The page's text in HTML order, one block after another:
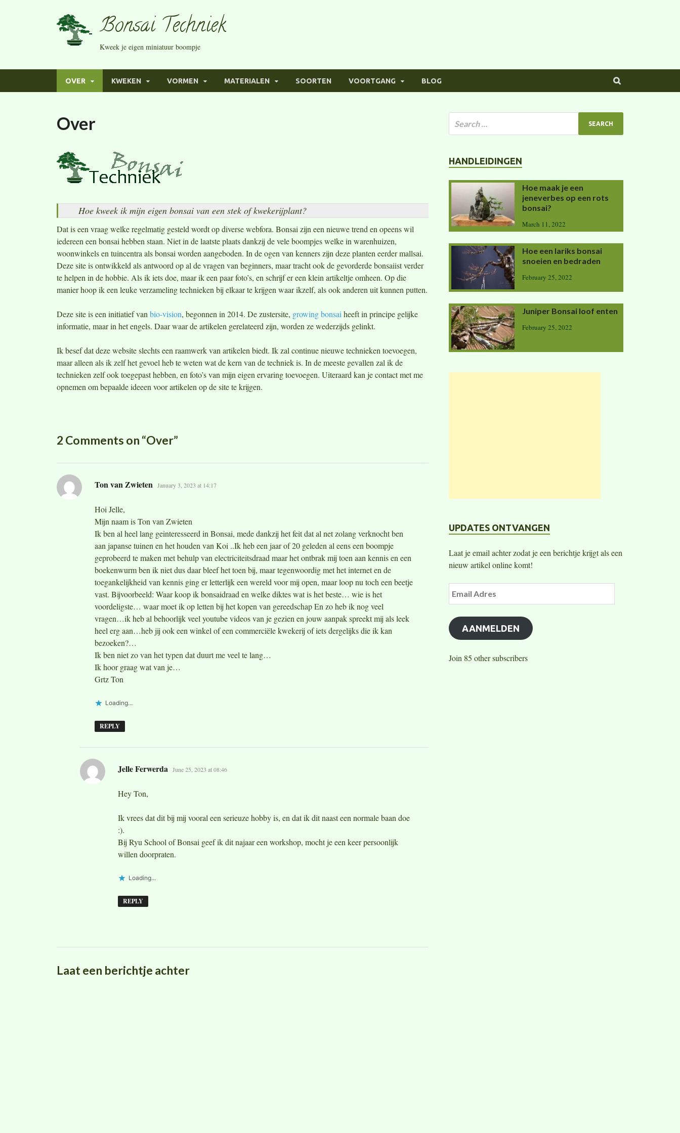
Bonsai Techniek
Kweek je eigen miniatuur boompje
OVER KWEKEN VORMEN MATERIALEN SOORTEN VOORTGANG BLOG
Over
Hoe kweek ik mijn eigen bonsai van een stek of kwekerijplant?
Dat is een vraag welke regelmatig gesteld wordt op diverse webfora. Bonsai zijn een nieuwe trend en opeens wil
iedereen een bonsai hebben staan. Niet in de laatste plaats dankzij de vele boompjes welke in warenhuizen,
woonwinkels en tuincentra als bonsai worden aangeboden. In de ogen van kenners zijn deze planten eerder mallsai.
Deze site is ontwikkeld als antwoord op al de vragen van beginners, maar tracht ook de gevorderde bonsaiist verder
te helpen in de hobbie. Als ik iets doe, maar ik een paar foto’s, en schrijf er een klein artikeltje omheen. Op die
manier hoop ik een leuke verzameling technieken bij elkaar te krijgen waar ikzelf, als ook anderen uit kunnen putten.
Deze site is een initiatief van bio-vision, begonnen in 2014. De zustersite, growing bonsai heeft in principe gelijke
informatie, maar in het engels. Daar waar de artikelen gerelateerd zijn, worden ze wederzijds gelinkt.
Ik besef dat deze website slechts een raamwerk van artikelen biedt. Ik zal continue nieuwe technieken toevoegen,
maar alleen als ik zelf het gevoel heb te weten wat de kern van de techniek is. In de meeste gevallen zal ik de
technieken zelf ook toegepast hebben, en foto’s van mijn eigen ervaring toevoegen. Uiteraard kan je contact met me
opnemen om bepaalde ideeen voor artikelen op de site te krijgen.
2 Comments on “Over”
Ton van Zwieten says:
January 3, 2023 at 14:17
Hoi Jelle,
Mijn naam is Ton van Zwieten
Ik ben al heel lang geinteresseerd in Bonsai, mede dankzij het feit dat al net zolang verknocht ben
aan japanse tuinen en het houden van Koi ..Ik heb een jaar of 20 geleden al eens een boompje
geprobeerd te maken met behulp van electriciteitsdraad maar het ontbrak mij toen aan kennis en een
boekenwurm ben ik niet dus daar bleef het toen bij, maar tegenwoordig met het internet en de
toegankelijkheid van kennis ging er letterlijk een wereld voor mij open, maar loop nu toch een beetje
vast. Bijvoorbeeld: Waar koop ik bonsaidraad en welke diktes wat is het beste… wie is het
voordeligste… waar moet ik op letten bij het kopen van gereedschap En zo heb ik nog veel
vragen…ik heb al behoorlijk veel youtube videos van je gezien en jouw aanpak spreekt mij als leek
heel erg aan…heb jij ook een winkel of een commerciële kwekerij of iets dergelijks die ik kan
bezoeken?…
Ik ben niet zo van het typen dat duurt me veel te lang…
Ik hoor graag wat van je…
Grtz Ton
Loading...
REPLY
Jelle Ferwerda says:
June 25, 2023 at 08:46
Hey Ton,
Ik vrees dat dit bij mij vooral een serieuze hobby is, en dat ik dit naast een normale baan doe
:).
Bij Ryu School of Bonsai geef ik dit najaar een workshop, mocht je een keer persoonlijk
willen doorpraten.
Loading...
REPLY
Laat een berichtje achter
HANDLEIDINGEN
Hoe maak je een
jeneverbes op een rots
bonsai?
March 11, 2022
Hoe een lariks bonsai
snoeien en bedraden
February 25, 2022
Juniper Bonsai loof enten
February 25, 2022
UPDATES ONTVANGEN
Laat je email achter zodat je een berichtje krijgt als een
nieuw artikel online komt!
AANMELDEN
Join 85 other subscribers